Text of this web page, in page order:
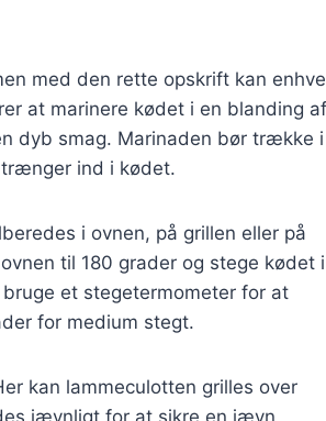
med den rette opskrift kan
at marinere kødet i en blanding af
dyb smag. Marinaden bør trække i
ind i kødet.
i ovnen, på grillen eller på
til 180 grader og stege kødet i
et stegetermometer for at
for medium stegt.
kan lammeculotten grilles over
jævnligt for at sikre en jævn